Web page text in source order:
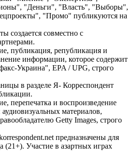
"Деньги", "Власть", "Выборы",
"Промо" публикуются на
создается совместно с
публикация, републикация и
информации, которое содержит
Украина", EPA / UPG, строго
в разделе Я- Корреспондент
перепечатка и воспроизведение
материалов,
Getty Images, строго
предназначены для
(21+). Участие в азартных играх